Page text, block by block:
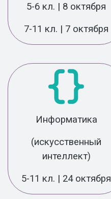
5-6 кл. | 8 октября
7-11 кл. | 7 октября
Информатика
(искусственный
интеллект)
5-11 кл. | 24 октября